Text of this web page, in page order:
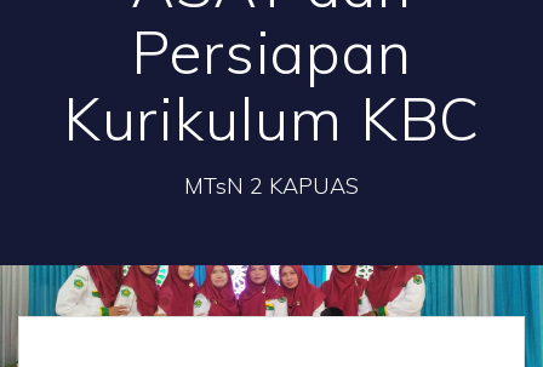
Persiapan
Kurikulum KBC
MTsN 2 KAPUAS